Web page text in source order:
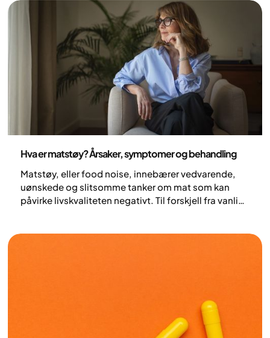
kylling, en lettere dressing og et kreativt
pizzaalternativ med kyllingbunn.
Hva er matstøy? Årsaker, symptomer og behandling
Matstøy, eller food noise, innebærer vedvarende,
uønskede og slitsomme tanker om mat som kan
påvirke livskvaliteten negativt. Til forskjell fra vanlige